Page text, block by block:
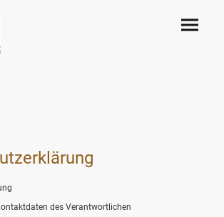
des Verantwortlichen